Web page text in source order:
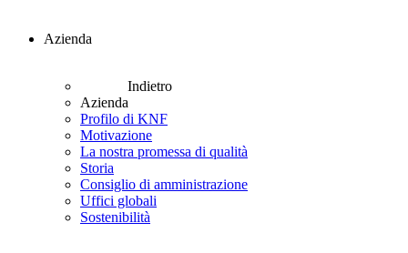
Azienda
Indietro
Azienda
Profilo di KNF
Motivazione
La nostra promessa di qualità
Storia
Consiglio di amministrazione
Uffici globali
Sostenibilità